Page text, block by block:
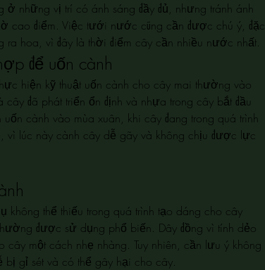
ở những vị trí có ánh sáng đầy đủ, nhưng tránh ánh
cao điểm. Việc tưới nước cũng cần được chú ý, đặc
ra hoa, vì đây là thời điểm cây cần nhiều nước nhất.
để uốn cành
hiện kỹ thuật uốn cành cho cây mai thường vào
cây đã phát triển ổn định và nhựa trong cây bắt đầu
cành vào mùa xuân, khi cây đang trong quá trình
vì lúc này cành cây dễ gãy và không chịu được lực
không thể thiếu trong quá trình tạo dáng cho cây
được sử dụng phổ biến. Dây đồng vì tính dẻo
một cách nhẹ nhàng. Tuy nhiên, cần lưu ý không
bị gỉ sét và có thể gây hại cho cây.